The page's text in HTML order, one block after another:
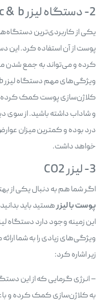
2- دستگاه لیزر c & b
یکی از کاربردی‌ترین
پوست از آن استفاده کرد.
کرده و می‌تواند به جمع شدن
کلاژن‌سازی پوست کمک کرده و
و شاداب داشته باشید. از سوی
درد بوده و کمترین میزان
خواهد داشت.
3- لیزر CO2
اگر شما هم به دنبال یکی از
پوست با لیزرهستید باید
ویژگی‌های زیادی را به شما
زیر اشاره کرد:
– انرژی گرمایی که از این
به کلاژن‌سازی کمک کرده و